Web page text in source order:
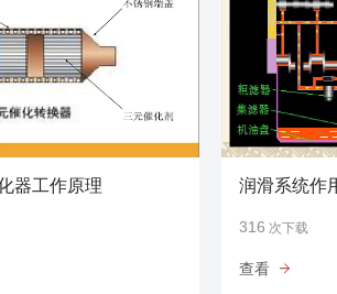
器工作原理 润滑系统作
316 次下载
查看